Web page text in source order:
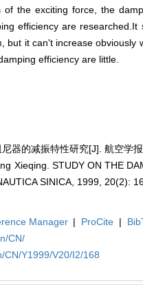
the exciting force, the
efficiency are
it can't increase
efficiency are little.
器的减振特性研究[J]. 航空学
Xieqing. STUDY ON THE
SINICA, 1999, 20(2):
Manager | ProCite |
CN/
CN/Y1999/V20/I2/168